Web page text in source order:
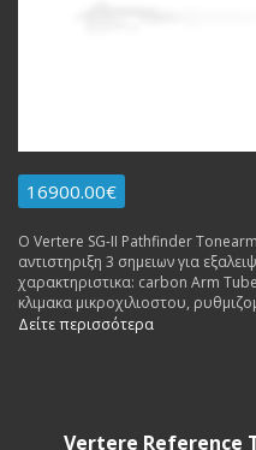
16900.00€
Ο Vertere SG-II Pathfinder
αντιστηριξη 3 σημειων για
χαρακτηριστικα: carbon Arm
κλιμακα μικροχιλιοστου,
μαγνητικο antiscating κλπ.
Δείτε περισσότερα
Vertere Reference